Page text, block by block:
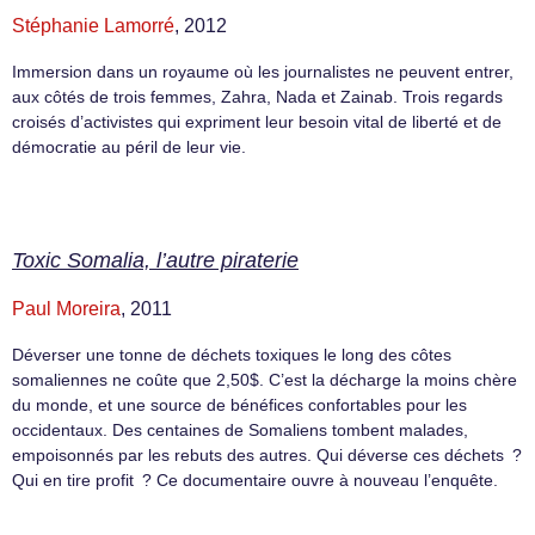
Stéphanie Lamorré, 2012
Immersion dans un royaume où les journalistes ne peuvent entrer,
aux côtés de trois femmes, Zahra, Nada et Zainab. Trois regards
croisés d’activistes qui expriment leur besoin vital de liberté et de
démocratie au péril de leur vie.
Toxic Somalia, l’autre piraterie
Paul Moreira, 2011
Déverser une tonne de déchets toxiques le long des côtes
somaliennes ne coûte que 2,50$. C’est la décharge la moins chère
du monde, et une source de bénéfices confortables pour les
occidentaux. Des centaines de Somaliens tombent malades,
empoisonnés par les rebuts des autres. Qui déverse ces déchets ?
Qui en tire profit ? Ce documentaire ouvre à nouveau l’enquête.